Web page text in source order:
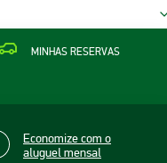
MINHAS RESERVAS
Economize com o
aluguel mensal